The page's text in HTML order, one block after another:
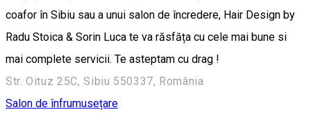
coafor în Sibiu sau a unui salon de încredere, Hair Design by
Radu Stoica & Sorin Luca te va răsfăța cu cele mai bune si
mai complete servicii. Te asteptam cu drag !
Str. Oituz 25C, Sibiu 550337, România
Salon de înfrumusețare